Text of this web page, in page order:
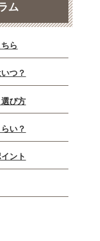
ム
ら
つ？
び方
い？
ント